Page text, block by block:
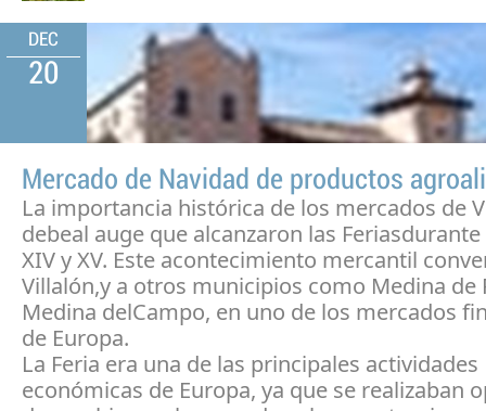
DEC
20
Mercado de Navidad de productos
La importancia histórica de los mercados de
debeal auge que alcanzaron las
XIV y XV. Este acontecimiento mercantil
Villalón,y a otros municipios como Medina de
Medina delCampo, en uno de los mercados
de Europa.
La Feria era una de las principales actividades
económicas de Europa, ya que se realizaban